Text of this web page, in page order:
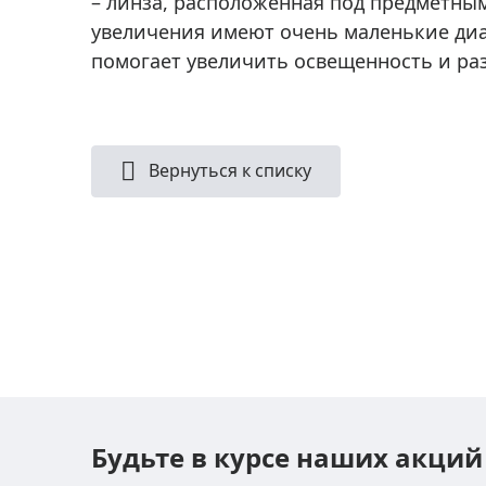
Приборы ночного видения
Тепловизоры
Фотогаджеты
Метеостанции, барометры, часы
видения
увеличения имеют очень маленькие
помогает увеличить освещенность и
Вернуться к списку
Будьте в курсе наших